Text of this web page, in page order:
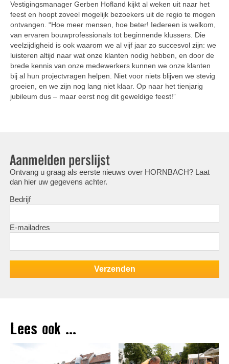
Vestigingsmanager Gerben Hofland kijkt al weken uit naar het
feest en hoopt zoveel mogelijk bezoekers uit de regio te mogen
ontvangen. “Hoe meer mensen, hoe beter! Iedereen is welkom,
van ervaren bouwprofessionals tot beginnende klussers. Die
veelzijdigheid is ook waarom we al vijf jaar zo succesvol zijn: we
luisteren altijd naar wat onze klanten nodig hebben, en door de
brede kennis van onze medewerkers kunnen we onze klanten
bij al hun projectvragen helpen. Niet voor niets blijven we stevig
groeien, en we zijn nog lang niet klaar. Op naar het tienjarig
jubileum dus – maar eerst nog dit geweldige feest!”
Aanmelden perslijst
Ontvang u graag als eerste nieuws over HORNBACH? Laat
dan hier uw gegevens achter.
Bedrijf
E-mailadres
Lees ook ...